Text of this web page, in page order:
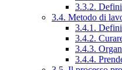
3.3.2.
3.4. Metodo di
3.4.1.
3.4.2.
3.4.3.
3.4.4.